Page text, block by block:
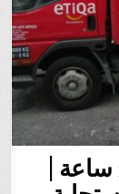
ونش الفرسان في التجمع 24 ساعة |